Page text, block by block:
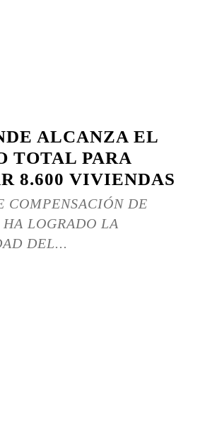
ALCANZA EL
TOTAL PARA
8.600 VIVIENDAS
COMPENSACIÓN DE
LOGRADO LA
DEL...